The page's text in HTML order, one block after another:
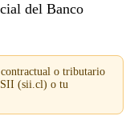
del Banco
o tributario
SII (sii.cl) o tu